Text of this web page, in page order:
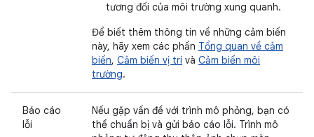
tương đối của môi trường xung quanh.
Để biết thêm thông tin về những cảm biến
này, hãy xem các phần Tổng quan về cảm
biến, Cảm biến vị trí và Cảm biến môi
trường.
Báo cáo
lỗi
Nếu gặp vấn đề với trình mô phỏng, bạn có
thể chuẩn bị và gửi báo cáo lỗi. Trình mô